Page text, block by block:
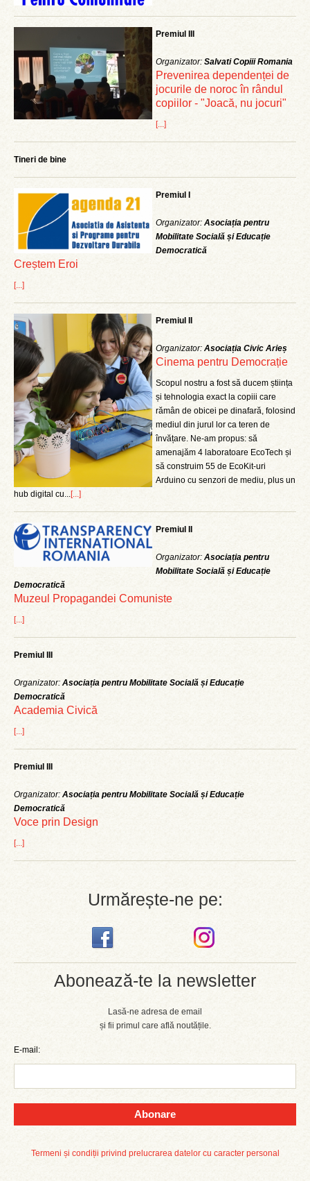
Urmărește-ne pe:
Abonează-te la newsletter
Lasă-ne adresa de email
și fii primul care află noutățile.
E-mail:
Abonare
Termeni și condiții privind prelucrarea datelor cu caracter personal
Premiul III
Organizator: Salvati Copiii Romania
Prevenirea dependenței de
jocurile de noroc în rândul
copiilor - "Joacă, nu jocuri"
[...]
Tineri de bine
Premiul I
Organizator: Asociația pentru
Mobilitate Socială și Educație
Democratică
Creștem Eroi
[...]
Premiul II
Organizator: Asociația Civic Arieș
Cinema pentru Democrație
Scopul nostru a fost să ducem știința
și tehnologia exact la copiii care
rămân de obicei pe dinafară, folosind
mediul din jurul lor ca teren de
învățare. Ne-am propus: să
amenajăm 4 laboratoare EcoTech și
să construim 55 de EcoKit-uri
Arduino cu senzori de mediu, plus un
hub digital cu... [...]
Premiul II
Organizator: Asociația pentru
Mobilitate Socială și Educație
Democratică
Muzeul Propagandei Comuniste
[...]
Premiul III
Organizator: Asociația pentru Mobilitate Socială și Educație
Democratică
Academia Civică
[...]
Premiul III
Organizator: Asociația pentru Mobilitate Socială și Educație
Democratică
Voce prin Design
[...]